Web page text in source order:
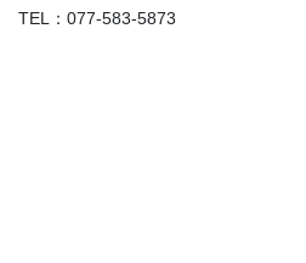
TEL：077-583-5873